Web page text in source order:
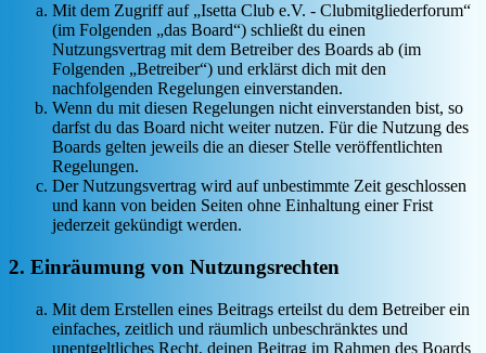
Mit dem Zugriff auf „Isetta Club e.V. - Clubmitgliederforum“
(im Folgenden „das Board“) schließt du einen
Nutzungsvertrag mit dem Betreiber des Boards ab (im
Folgenden „Betreiber“) und erklärst dich mit den
nachfolgenden Regelungen einverstanden.
Wenn du mit diesen Regelungen nicht einverstanden bist, so
darfst du das Board nicht weiter nutzen. Für die Nutzung des
Boards gelten jeweils die an dieser Stelle veröffentlichten
Regelungen.
Der Nutzungsvertrag wird auf unbestimmte Zeit geschlossen
und kann von beiden Seiten ohne Einhaltung einer Frist
jederzeit gekündigt werden.
2. Einräumung von Nutzungsrechten
Mit dem Erstellen eines Beitrags erteilst du dem Betreiber ein
einfaches, zeitlich und räumlich unbeschränktes und
unentgeltliches Recht, deinen Beitrag im Rahmen des Boards